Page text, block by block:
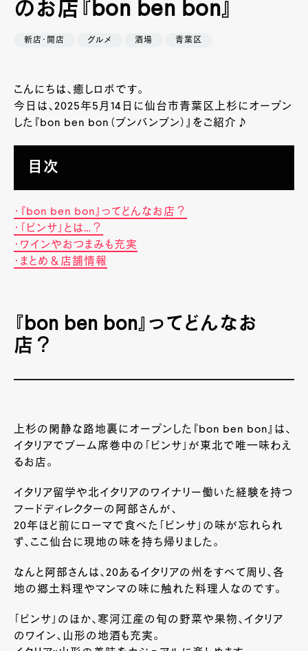
のお店『bon ben bon』
新店・開店 グルメ 酒場 青葉区
こんにちは、癒しロボです。
今日は、2025年5月14日に仙台市青葉区上杉にオープン
した『bon ben bon（ブンバンブン）』をご紹介♪
目次
・『bon ben bon』ってどんなお店？
・「ピンサ」とは…？
・ワインやおつまみも充実
・まとめ＆店舗情報
『bon ben bon』ってどんなお
店？
上杉の閑静な路地裏にオープンした『bon ben bon』は、
イタリアでブーム席巻中の「ピンサ」が東北で唯一味わえ
るお店。
イタリア留学や北イタリアのワイナリー働いた経験を持つ
フードディレクターの阿部さんが、
20年ほど前にローマで食べた「ピンサ」の味が忘れられ
ず、ここ仙台に現地の味を持ち帰りました。
なんと阿部さんは、20あるイタリアの州をすべて周り、各
地の郷土料理やマンマの味に触れた料理人なのです。
「ピンサ」のほか、寒河江産の旬の野菜や果物、イタリア
のワイン、山形の地酒も充実。